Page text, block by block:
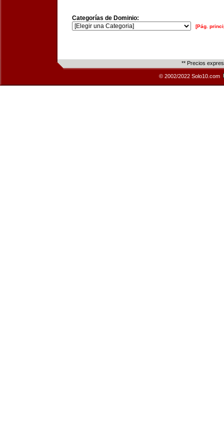
Categorías de Dominio:
[Pág.
** Precios
© 2002/2022 Solo10.com